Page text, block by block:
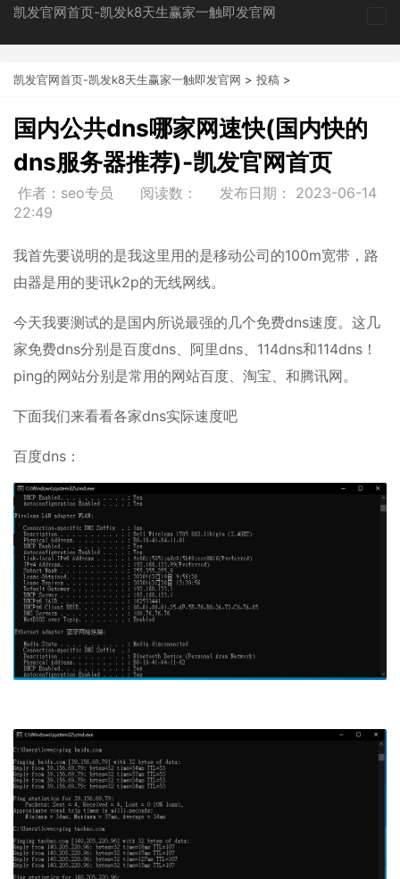
凯发官网首页-凯发k8天生赢家一触即发官网
凯发官网首页-凯发k8天生赢家一触即发官网 > 投稿 >
国内公共dns哪家网速快(国内快的
dns服务器推荐)-凯发官网首页
作者：seo专员 阅读数： 发布日期： 2023-06-14
22:49
我首先要说明的是我这里用的是移动公司的100m宽带，路
由器是用的斐讯k2p的无线网线。
今天我要测试的是国内所说最强的几个免费dns速度。这几
家免费dns分别是百度dns、阿里dns、114dns和114dns！
ping的网站分别是常用的网站百度、淘宝、和腾讯网。
下面我们来看看各家dns实际速度吧
百度dns：